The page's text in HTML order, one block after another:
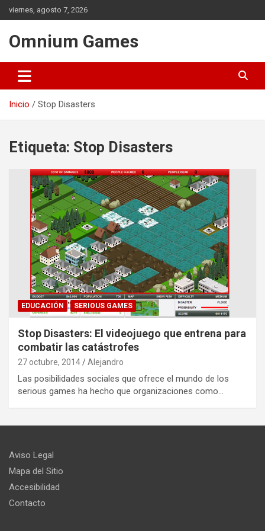
Saltar
al
viernes, agosto 7, 2026
Omnium Games
Inicio Stop Disasters
Etiqueta: Stop Disasters
EDUCACIÓN SERIOUS GAMES
Stop Disasters: El videojuego que entrena para
combatir las catástrofes
27 octubre, 2014 Alejandro
Las posibilidades sociales que ofrece el mundo de los
serious games ha hecho que organizaciones como…
Aviso Legal
Mapa del Sitio
Accesibilidad
Contacto